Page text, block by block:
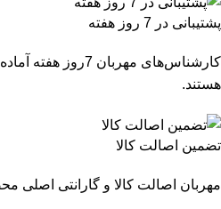
پشتیبانی در 7 روز هفته
کارشناس‌های مهربان
هستند.
تضمین اصالت کالا
مهربان اصالت کالا و گارانتی اصلی